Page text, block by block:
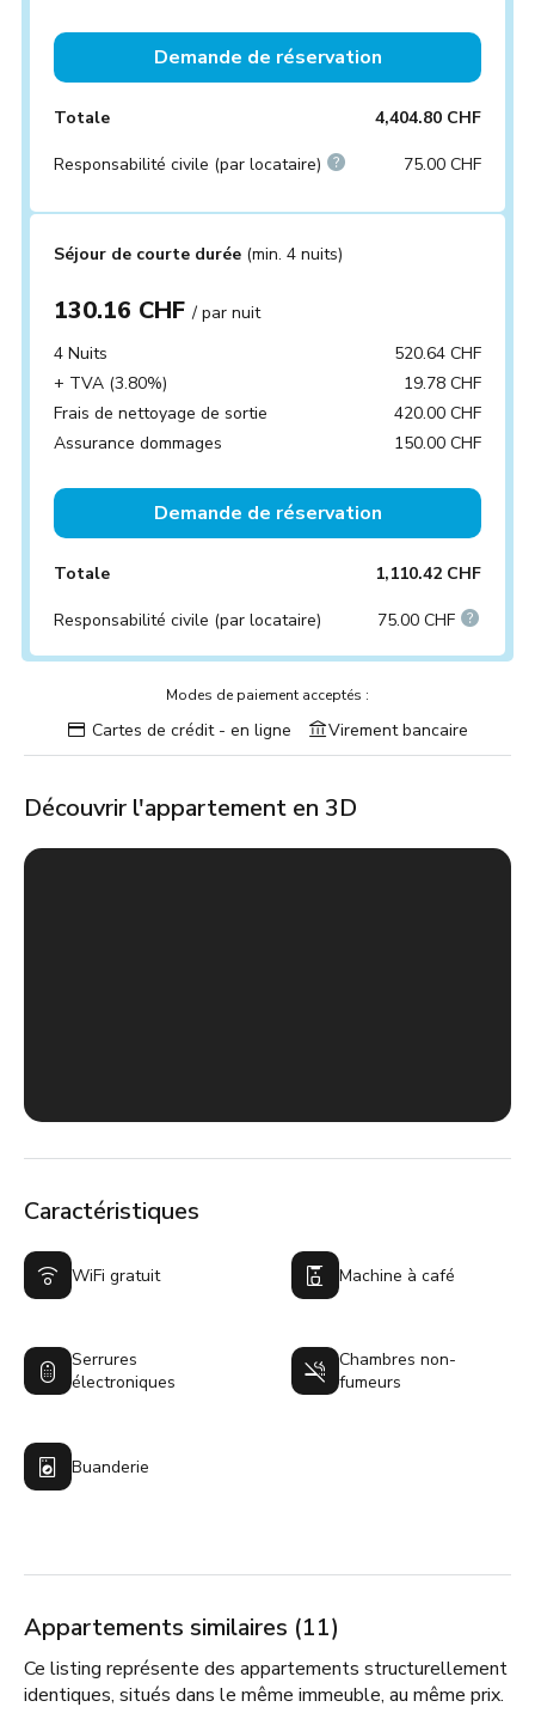
Demande de réservation
Totale 4,404.80 CHF
Responsabilité civile (par locataire) 75.00 CHF
Séjour de courte durée (min. 4 nuits)
130.16 CHF/ par nuit
4 Nuits
520.64 CHF
+ TVA (3.80%)
19.78 CHF
Frais de nettoyage de sortie
420.00 CHF
Assurance dommages
150.00 CHF
Demande de réservation
Totale 1,110.42 CHF
Responsabilité civile (par locataire) 75.00 CHF
Modes de paiement acceptés :
Cartes de crédit - en ligne Virement bancaire
Découvrir l'appartement en 3D
Caractéristiques
WiFi gratuit Machine à café
Serrures
électroniques
Chambres non-
fumeurs
Buanderie
Appartements similaires (11)
Ce listing représente des appartements structurellement
identiques, situés dans le même immeuble, au même prix.